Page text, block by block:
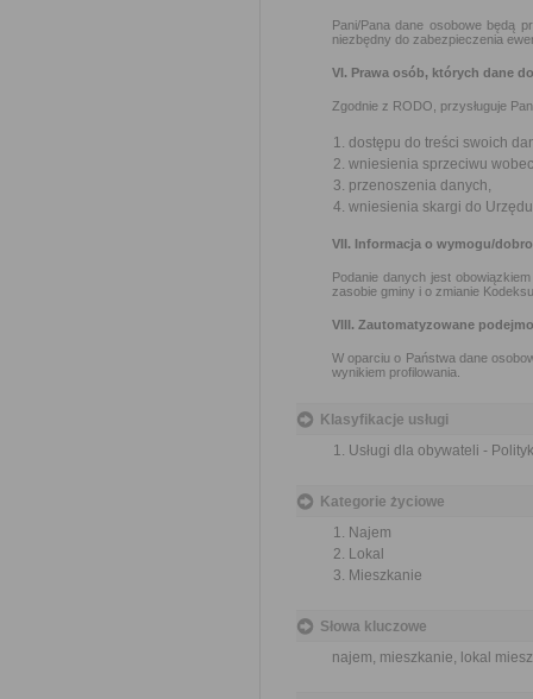
Pani/Pana dane osobowe będą
niezbędny do zabezpieczenia
VI. Prawa osób, których dane
Zgodnie z RODO, przysługuje
dostępu do treści swoich
wniesienia sprzeciwu
przenoszenia danych,
wniesienia skargi do
VII. Informacja o wymogu/
Podanie danych jest
zasobie gminy i o zmianie
VIII. Zautomatyzowane
W oparciu o Państwa dane
wynikiem profilowania.
Klasyfikacje usługi
Usługi dla obywateli -
Kategorie życiowe
Najem
Lokal
Mieszkanie
Słowa kluczowe
najem, mieszkanie, lokal